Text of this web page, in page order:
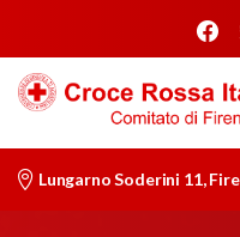
Lungarno Soderini 11,